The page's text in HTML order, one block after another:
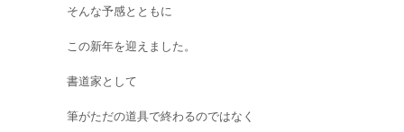
そんな予感とともに
この新年を迎えました。
書道家として
筆がただの道具で終わるのではなく